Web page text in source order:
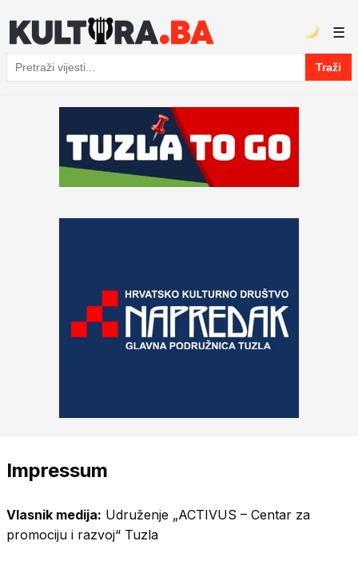
Pretraga
Traži
☰
Impressum
Vlasnik medija: Udruženje „ACTIVUS – Centar za
promociju i razvoj“ Tuzla